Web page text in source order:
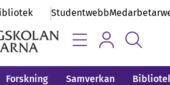
Studentwebb
Forskning Samverkan